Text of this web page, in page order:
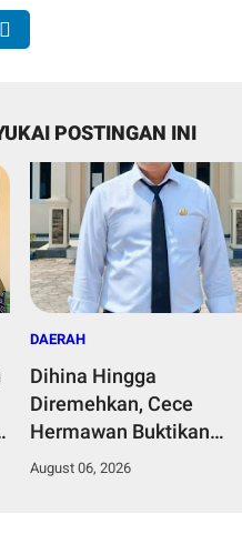
POSTINGAN INI
DAERAH
Dihina Hingga
Diremehkan, Cece
Hermawan Buktikan
Kepemimpinan Humanis
August 06, 2026